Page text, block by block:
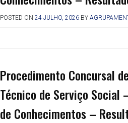
POSTED ON 24 JULHO, 2026 BY
Procedimento Concursal
Técnico de Serviço Social
de Conhecimentos –